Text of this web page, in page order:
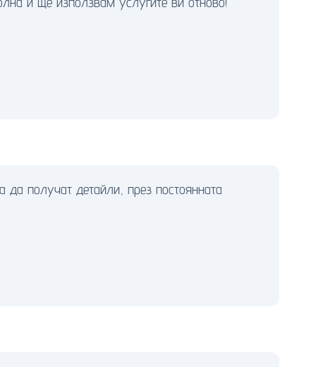
получат детайли, през постоянната